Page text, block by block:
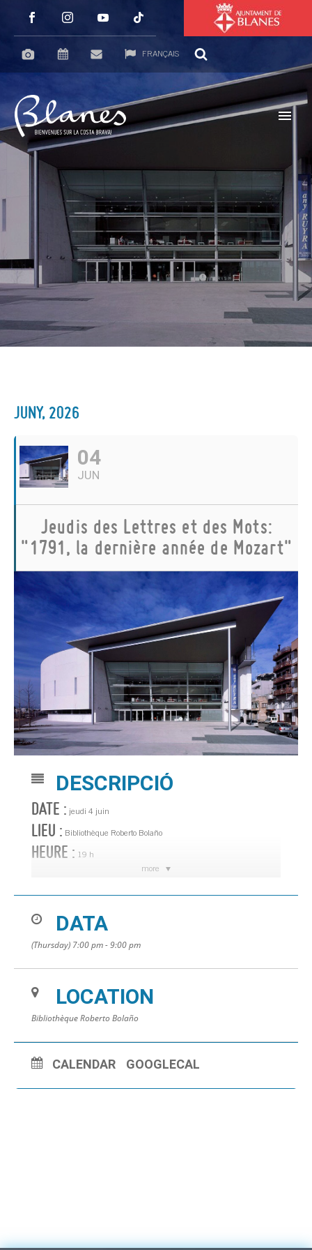
FRANÇAIS
JUNY, 2026
04
JUN
Jeudis des Lettres et des Mots:
"1791, la dernière année de Mozart"
more
DESCRIPCIÓ
DATE : jeudi 4 juin
LIEU : Bibliothèque Roberto Bolaño
HEURE : 19 h
DATA
(Thursday) 7:00 pm - 9:00 pm
LOCATION
Bibliothèque Roberto Bolaño
CALENDAR GOOGLECAL